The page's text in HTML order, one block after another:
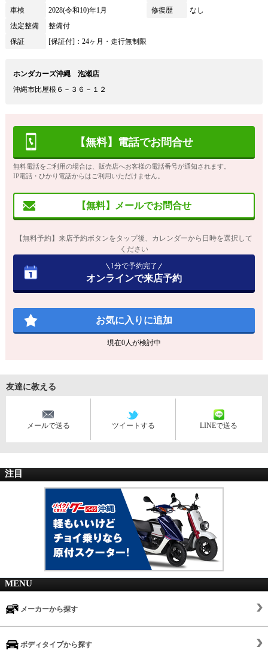
車検
2028(令和10)年1月 修復歴
なし
法定整備
整備付
保証
[保証付]：24ヶ月・走行無制限
ホンダカーズ沖縄 泡瀬店
沖縄市比屋根６－３６－１２
【無料】電話でお問合せ
無料電話をご利用の場合は、販売店へお客様の電話番号が通知されます。
IP電話・ひかり電話からはご利用いただけません。
【無料】メールでお問合せ
【無料予約】来店予約ボタンをタップ後、カレンダーから日時を選択して
ください
1分で予約完了
オンラインで来店予約
お気に入りに追加
現在0人が検討中
友達に教える
メールで送る ツイートする LINEで送る
注目
MENU
メーカーから探す
ボディタイプから探す